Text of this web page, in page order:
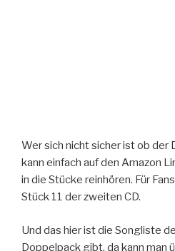
Wer sich nicht sicher ist ob der
kann einfach auf den Amazon
in die Stücke reinhören. Für
Stück 11 der zweiten CD.
Und das hier ist die Songliste
Doppelpack gibt, da kann man